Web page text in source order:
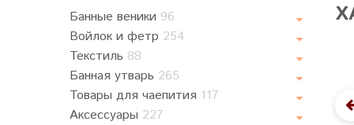
Банные веники 96
Войлок и фетр 254
Текстиль 88
Банная утварь 265
Товары для чаепития 117
Аксессуары 227